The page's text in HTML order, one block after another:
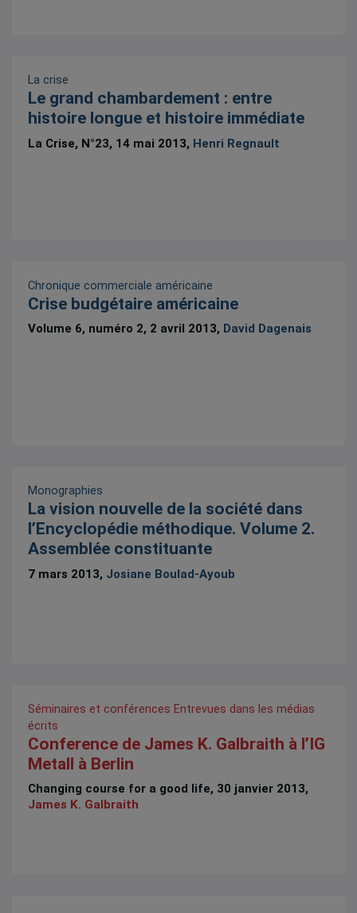
La crise
Le grand chambardement : entre
histoire longue et histoire immédiate
La Crise, N°23, 14 mai 2013, Henri Regnault
Chronique commerciale américaine
Crise budgétaire américaine
Volume 6, numéro 2, 2 avril 2013, David Dagenais
Monographies
La vision nouvelle de la société dans
l’Encyclopédie méthodique. Volume 2.
Assemblée constituante
7 mars 2013, Josiane Boulad-Ayoub
Séminaires et conférences Entrevues dans les médias
écrits
Conference de James K. Galbraith à l’IG
Metall à Berlin
Changing course for a good life, 30 janvier 2013,
James K. Galbraith